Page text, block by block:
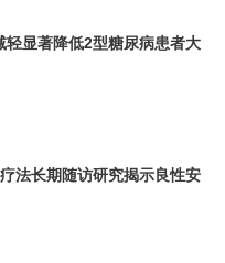
显著降低2型糖尿病患者大
法长期随访研究揭示良性安